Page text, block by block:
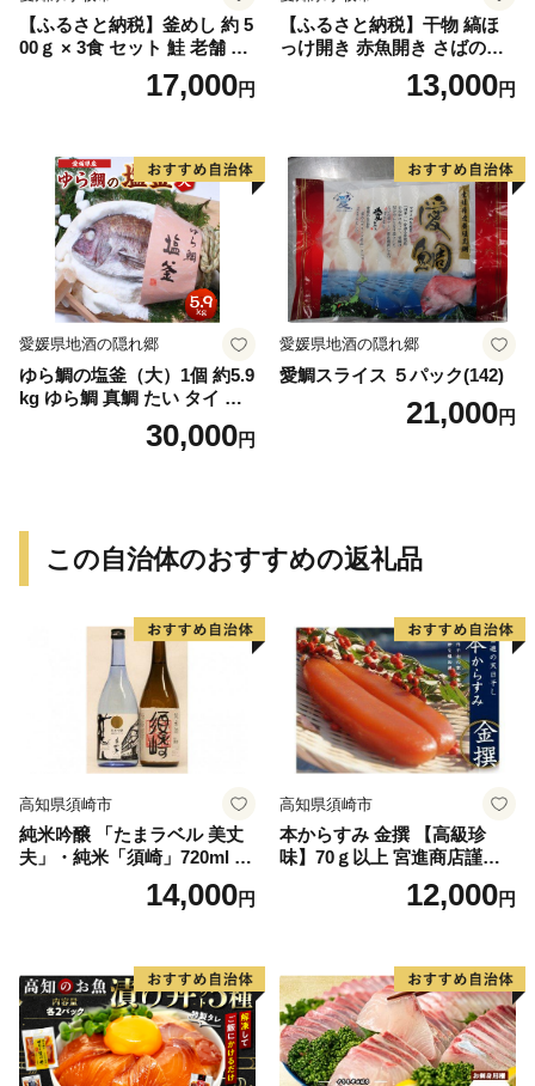
【ふるさと納税】釜めし 約 5
00ｇ × 3食 セット 鮭 老舗 急
速冷凍 レンチン 時短 簡単調
理 食品 加工品 海鮮 手作り
り寄せグルメ 愛知県 小牧市
送料無料
17,000円
【ふるさと納税】干物 縞ほ
っけ開き 赤魚開き さばの開
き 魚醤干し 3種 セット 詰め
合わせ 魚 おかず 肉厚 おいし
取り寄せグルメ 魚醤 ナンプ
ラー 愛知県 小牧市 冷凍 送料
無料
13,000円
愛媛県地酒の隠れ郷
ゆら鯛の塩釜（大）1個 約5.9
kg ゆら鯛 真鯛 たい タイ 鯛
塩釜焼き 塩釜 魚 魚介類 海鮮
祝い事 お祝い ハレの日 食品
30,000円
愛媛県地酒の隠れ郷
愛鯛スライス ５パック(142)
21,000円
この自治体のおすすめの返礼品
高知県須崎市
純米吟醸 「たまラベル 美丈
夫」・純米「須崎」720ml ２
本セット TH056114,000円
高知県須崎市
本からすみ 金撰 【高級珍
味】70ｇ以上 宮進商店謹製
12,000円